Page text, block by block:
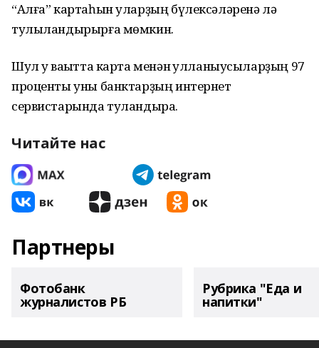
“Алға” картаһын уларҙың бүлексәләренә лә
тулыландырырға мөмкин.
Шул уҡ ваҡытта карта менән ҡулланыусыларҙың 97
проценты уны банктарҙың интернет
сервистарында туландыра.
Читайте нас
Партнеры
Фотобанк
журналистов РБ
Рубрика "Еда и
напитки"